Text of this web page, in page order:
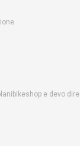
e devo